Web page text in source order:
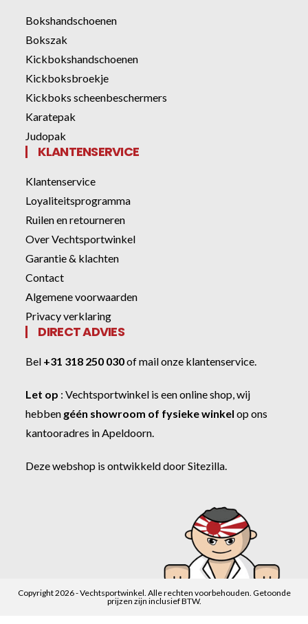
Bokshandschoenen
Bokszak
Kickbokshandschoenen
Kickboksbroekje
Kickboks scheenbeschermers
Karatepak
Judopak
KLANTENSERVICE
Klantenservice
Loyaliteitsprogramma
Ruilen en retourneren
Over Vechtsportwinkel
Garantie & klachten
Contact
Algemene voorwaarden
Privacy verklaring
DIRECT ADVIES
Bel +31 318 250 030ofmail onze klantenservice
Let op :Vechtsportwinkel is een online shop, wij
hebben géén showroom of fysieke winkel op ons
kantooradres in Apeldoorn.
Deze webshop is ontwikkeld doorSitezilla
Copyright 2026 - Vechtsportwinkel. Alle rechten voorbehouden. Getoonde
prijzen zijn inclusief BTW.